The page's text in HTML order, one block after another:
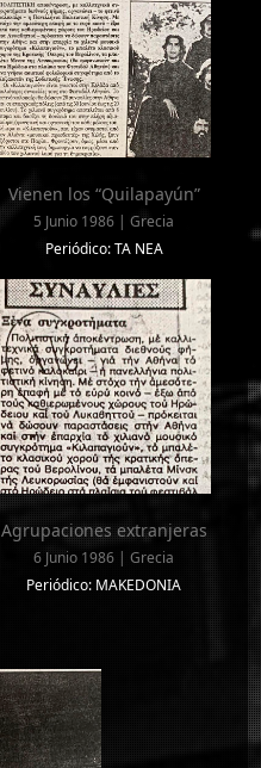
Vienen los “Quilapayún”
5 Junio 1986 | Grecia
Periódico: TA NEA
Agrupaciones extranjeras
6 Junio 1986 | Grecia
Periódico: MAKEDONIA